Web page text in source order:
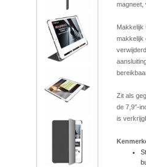
magneet,
Makkelijk
makkelijk
Zit als
de 7,9″-
is